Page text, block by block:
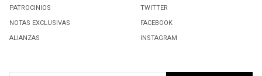
PATROCINIOS
NOTAS EXCLUSIVAS
ALIANZAS
TWITTER
FACEBOOK
INSTAGRAM